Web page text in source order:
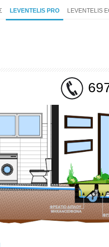
LEVENTELIS PRO LEVENTELIS